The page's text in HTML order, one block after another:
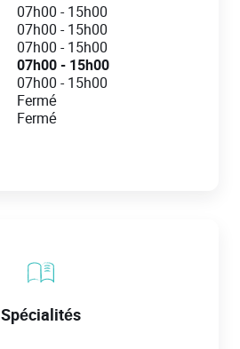
07h00 -15h00
07h00 -15h00
07h00 -15h00
07h00- 15h00
07h00 -15h00
Fermé
Fermé
Spécialités